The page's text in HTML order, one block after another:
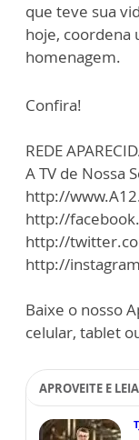
que teve sua
hoje, coordena
homenagem.
Confira!
REDE
A TV de Nossa
http://
http://
http://
http://
Baixe o nosso
celular, tablet
APROVEITE E